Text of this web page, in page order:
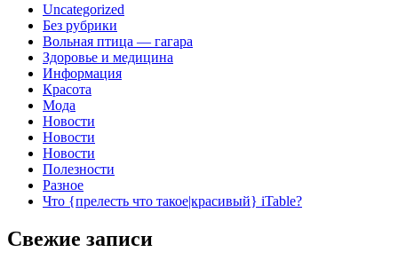
Uncategorized
Без рубрики
Вольная птица — гагара
Здоровье и медицина
Информация
Красота
Мода
Новости
Новости
Новости
Полезности
Разное
Что {прелесть что такое|красивый} iTable?
Свежие записи